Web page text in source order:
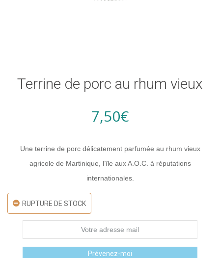
Terrine de porc au rhum vieux
7,50€
Une terrine de porc délicatement parfumée au rhum vieux
agricole de Martinique, l’île aux A.O.C. à réputations
internationales.
RUPTURE DE STOCK
Prévenez-moi